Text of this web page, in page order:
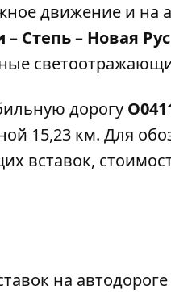
движение и на
– Степь – Новая
дорогу
15,23 км. Для
вставок,
на автодороге